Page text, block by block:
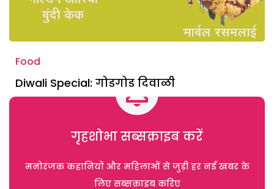
Food
Diwali Special: गोडगोड दिवाळी
गृहशोभा सब्सक्राइब करें
मनोरंजक कहानियों और महिलाओं से जुड़ी हर नई खबर के
लिए सब्सक्राइब करिए